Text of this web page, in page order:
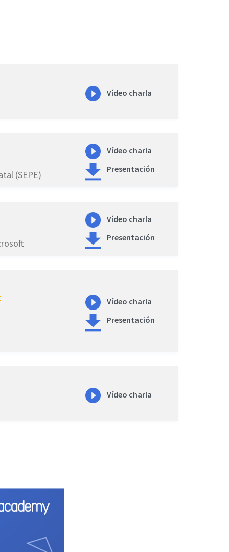
Vídeo charla
(SEPE)
Vídeo charla
Presentación
Vídeo charla
Presentación
Vídeo charla
Presentación
Vídeo charla